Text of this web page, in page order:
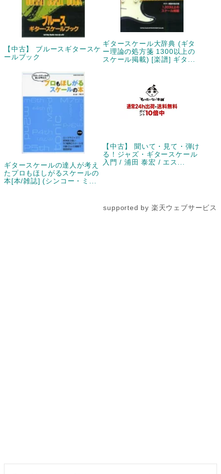
【中古】 ブルースギタースケ
ールブック
ギタースケール大辞典 (ギタ
ー理論の処方箋 1300以上の
スケール掲載) [楽譜] ギタ...
ギタースケールの達人が考え
たプロもほしがるスケールの
本[本/雑誌] (シンコー・ミ...
【中古】 聞いて・見て・弾け
る！ジャズ・ギタースケール
入門 / 浦田 泰宏 / エス...
supported by 楽天ウェブサービス